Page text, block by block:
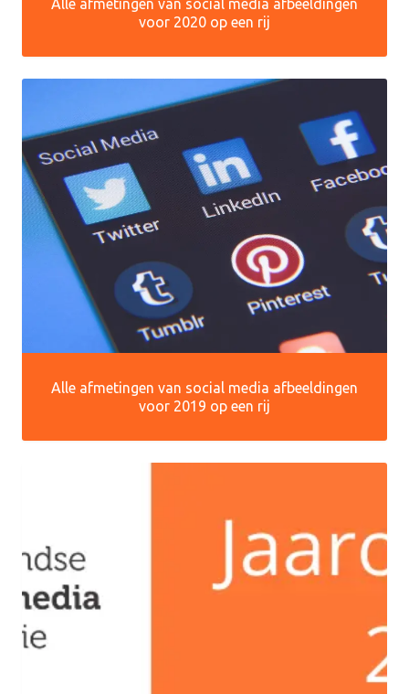
voor 2020 op een rij
Alle afmetingen van social media afbeeldingen
voor 2019 op een rij